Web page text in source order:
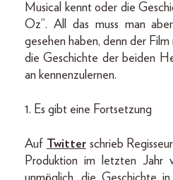
Musical kennt oder die
Oz”. All das muss man
gesehen haben, denn der
die Geschichte der beiden
an kennenzulernen.
1. Es gibt eine Fortsetzung
Auf Twitterschrieb
Produktion im letzten Jahr